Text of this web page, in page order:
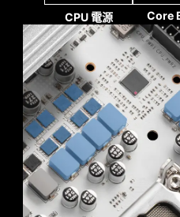
區
MSI DRIVER
一連接到網路，MSI
CPU 電源 Core
高性能。此外，Memory
合 XMP 配置，最大化記
到最符合需求的最佳設定
實心
MSI 主機板 4-pin、8-
用實心針腳設計。實心針
流負載時，能更安全穩定
器
實心針腳電源連接埠
提升穩定性：較大的
輸的穩定性。